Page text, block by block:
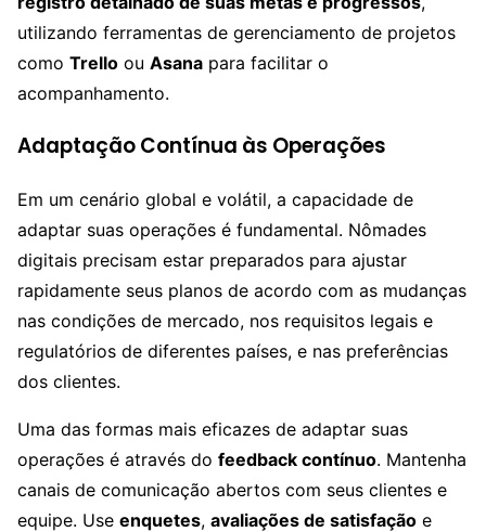
utilizando ferramentas de gerenciamento de projetos
como Trello ou Asana para facilitar o
acompanhamento.
Adaptação Contínua às Operações
Em um cenário global e volátil, a capacidade de
adaptar suas operações é fundamental. Nômades
digitais precisam estar preparados para ajustar
rapidamente seus planos de acordo com as mudanças
nas condições de mercado, nos requisitos legais e
regulatórios de diferentes países, e nas preferências
dos clientes.
Uma das formas mais eficazes de adaptar suas
operações é através do feedback contínuo. Mantenha
canais de comunicação abertos com seus clientes e
equipe. Use enquetes, avaliações de satisfação e